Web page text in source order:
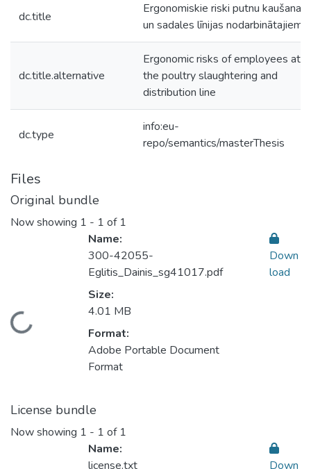
dc.title
Ergonomiskie riski putnu kaušanas
un sadales līnijas nodarbinātajiem
dc.title.alternative
Ergonomic risks of employees at
the poultry slaughtering and
distribution line
dc.type
info:eu-
repo/semantics/masterThesis
Files
Original bundle
Now showing 1 - 1 of 1
Loading...
Name:
300-42055-
Eglitis_Dainis_sg41017.pdf
Size:
4.01 MB
Format:
Adobe Portable Document
Format
Down
load
License bundle
Now showing 1 - 1 of 1
Name:
license.txt
Down